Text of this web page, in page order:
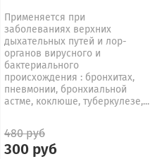
Применяется при
заболеваниях верхних
дыхательных путей и лор-
органов вирусного и
бактериального
происхождения : бронхитах,
пневмонии, бронхиальной
астме, коклюше, туберкулезе,...
480 руб
300 руб